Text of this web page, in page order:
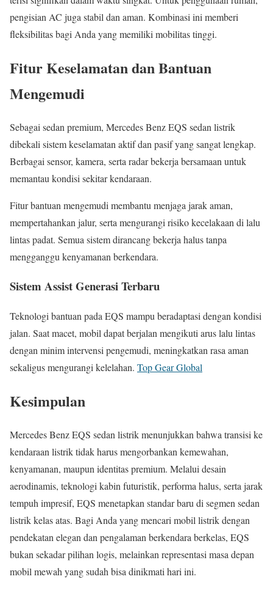
pengisian AC juga stabil dan aman. Kombinasi ini memberi
fleksibilitas bagi Anda yang memiliki mobilitas tinggi.
Fitur Keselamatan dan Bantuan
Mengemudi
Sebagai sedan premium, Mercedes Benz EQS sedan listrik
dibekali sistem keselamatan aktif dan pasif yang sangat lengkap.
Berbagai sensor, kamera, serta radar bekerja bersamaan untuk
memantau kondisi sekitar kendaraan.
Fitur bantuan mengemudi membantu menjaga jarak aman,
mempertahankan jalur, serta mengurangi risiko kecelakaan di lalu
lintas padat. Semua sistem dirancang bekerja halus tanpa
mengganggu kenyamanan berkendara.
Sistem Assist Generasi Terbaru
Teknologi bantuan pada EQS mampu beradaptasi dengan kondisi
jalan. Saat macet, mobil dapat berjalan mengikuti arus lalu lintas
dengan minim intervensi pengemudi, meningkatkan rasa aman
sekaligus mengurangi kelelahan. Top Gear Global
Kesimpulan
Mercedes Benz EQS sedan listrik menunjukkan bahwa transisi ke
kendaraan listrik tidak harus mengorbankan kemewahan,
kenyamanan, maupun identitas premium. Melalui desain
aerodinamis, teknologi kabin futuristik, performa halus, serta jarak
tempuh impresif, EQS menetapkan standar baru di segmen sedan
listrik kelas atas. Bagi Anda yang mencari mobil listrik dengan
pendekatan elegan dan pengalaman berkendara berkelas, EQS
bukan sekadar pilihan logis, melainkan representasi masa depan
mobil mewah yang sudah bisa dinikmati hari ini.